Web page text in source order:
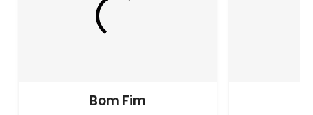
Bom Fim